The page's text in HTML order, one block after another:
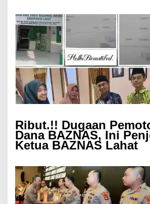
Ribut.!! Dugaan
Dana BAZNAS, Ini
Ketua BAZNAS Lahat